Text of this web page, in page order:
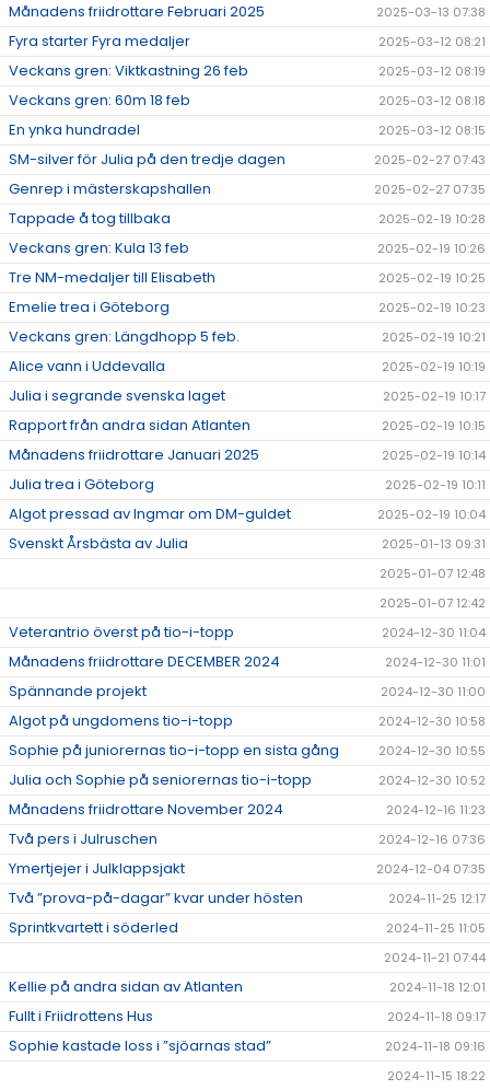
Månadens friidrottare Februari 2025 2025-03-13 07:38
Fyra starter Fyra medaljer 2025-03-12 08:21
Veckans gren: Viktkastning 26 feb 2025-03-12 08:19
Veckans gren: 60m 18 feb 2025-03-12 08:18
En ynka hundradel 2025-03-12 08:15
SM-silver för Julia på den tredje dagen 2025-02-27 07:43
Genrep i mästerskapshallen 2025-02-27 07:35
Tappade å tog tillbaka 2025-02-19 10:28
Veckans gren: Kula 13 feb 2025-02-19 10:26
Tre NM-medaljer till Elisabeth 2025-02-19 10:25
Emelie trea i Göteborg 2025-02-19 10:23
Veckans gren: Längdhopp 5 feb. 2025-02-19 10:21
Alice vann i Uddevalla 2025-02-19 10:19
Julia i segrande svenska laget 2025-02-19 10:17
Rapport från andra sidan Atlanten 2025-02-19 10:15
Månadens friidrottare Januari 2025 2025-02-19 10:14
Julia trea i Göteborg 2025-02-19 10:11
Algot pressad av Ingmar om DM-guldet 2025-02-19 10:04
Svenskt Årsbästa av Julia
2025-01-13 09:31
2025-01-07 12:48
2025-01-07 12:42
Veterantrio överst på tio-i-topp 2024-12-30 11:04
Månadens friidrottare DECEMBER 2024 2024-12-30 11:01
Spännande projekt 2024-12-30 11:00
Algot på ungdomens tio-i-topp 2024-12-30 10:58
Sophie på juniorernas tio-i-topp en sista gång 2024-12-30 10:55
Julia och Sophie på seniorernas tio-i-topp 2024-12-30 10:52
Månadens friidrottare November 2024 2024-12-16 11:23
Två pers i Julruschen 2024-12-16 07:36
Ymertjejer i Julklappsjakt 2024-12-04 07:35
Två ”prova-på-dagar” kvar under hösten 2024-11-25 12:17
Sprintkvartett i söderled
2024-11-25 11:05
2024-11-21 07:44
Kellie på andra sidan av Atlanten 2024-11-18 12:01
Fullt i Friidrottens Hus 2024-11-18 09:17
Sophie kastade loss i ”sjöarnas stad”
2024-11-18 09:16
2024-11-15 18:22